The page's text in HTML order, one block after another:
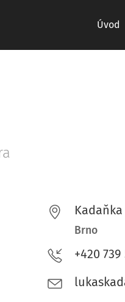
Úvod
Brno
+420 739